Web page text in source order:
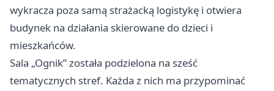
wykracza poza samą strażacką logistykę i otwiera
budynek na działania skierowane do dzieci i
mieszkańców.
Sala „Ognik” została podzielona na sześć
tematycznych stref. Każda z nich ma przypominać